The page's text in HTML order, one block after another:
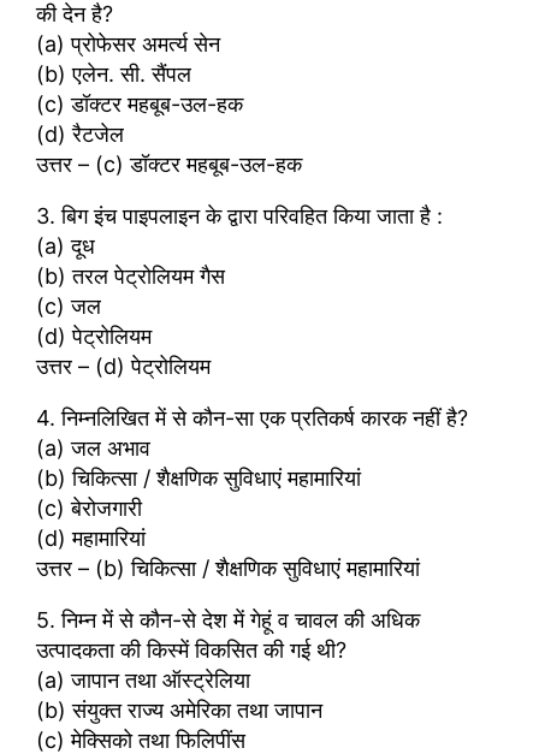
की देन है?
(a) प्रोफेसर अमर्त्य सेन
(b) एलेन. सी. सैंपल
(c) डॉक्टर महबूब-उल-हक
(d) रैटजेल
उत्तर – (c) डॉक्टर महबूब-उल-हक
3. बिग इंच पाइपलाइन के द्वारा परिवहित किया जाता है :
(a) दूध
(b) तरल पेट्रोलियम गैस
(c) जल
(d) पेट्रोलियम
उत्तर – (d) पेट्रोलियम
4. निम्नलिखित में से कौन-सा एक प्रतिकर्ष कारक नहीं है?
(a) जल अभाव
(b) चिकित्सा / शैक्षणिक सुविधाएं महामारियां
(c) बेरोजगारी
(d) महामारियां
उत्तर – (b) चिकित्सा / शैक्षणिक सुविधाएं महामारियां
5. निम्न में से कौन-से देश में गेहूं व चावल की अधिक
उत्पादकता की किस्में विकसित की गई थी?
(a) जापान तथा ऑस्ट्रेलिया
(b) संयुक्त राज्य अमेरिका तथा जापान
(c) मेक्सिको तथा फिलिपींस